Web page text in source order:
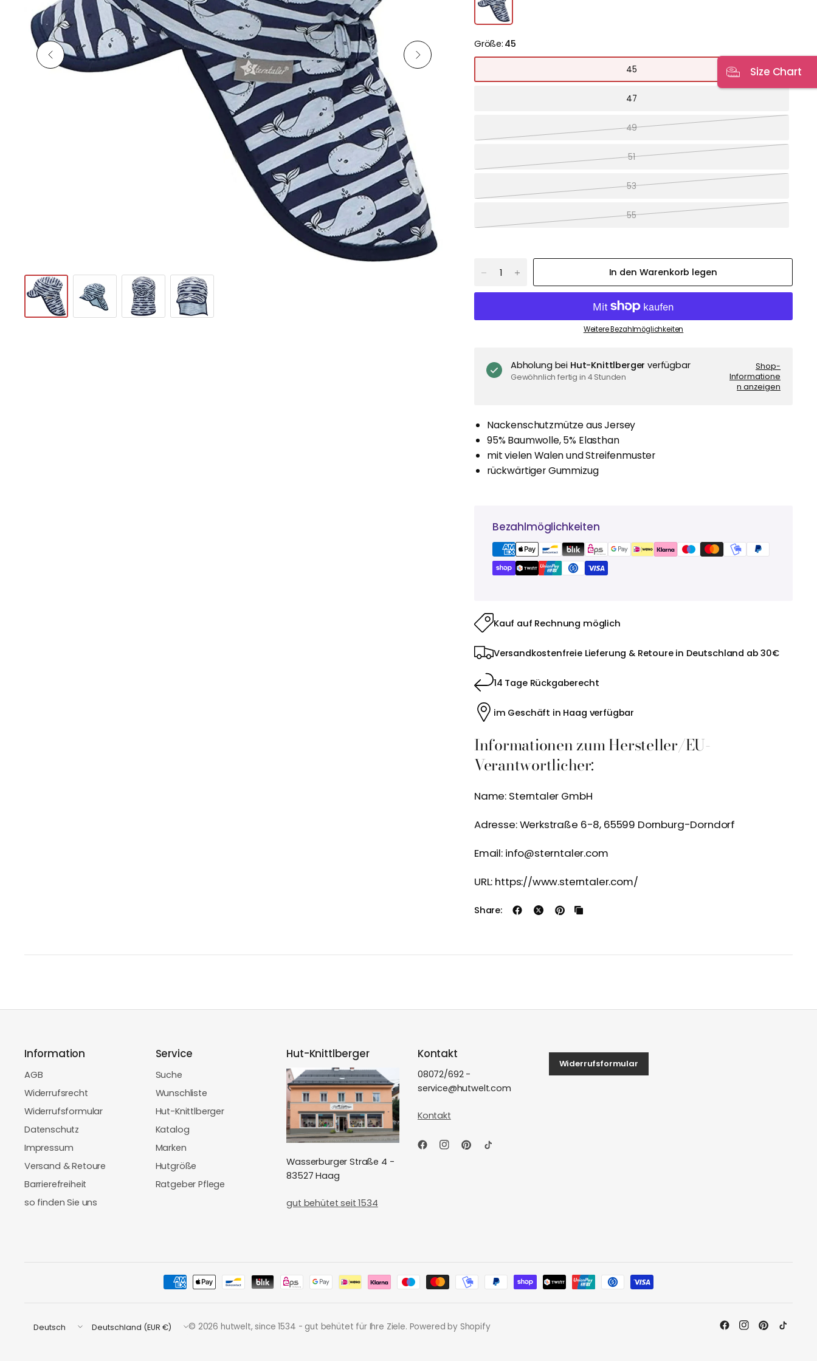
Größe: 45
45
47
49
51
53
55
In den Warenkorb legen
Weitere Bezahlmöglichkeiten
Abholung bei Hut-Knittlberger verfügbar
Gewöhnlich fertig in 4 Stunden
Shop-
Informatione
n anzeigen
Nackenschutzmütze aus Jersey
95% Baumwolle, 5% Elasthan
mit vielen Walen und Streifenmuster
rückwärtiger Gummizug
Bezahlmöglichkeiten
Kauf auf Rechnung möglich
Versandkostenfreie Lieferung & Retoure in Deutschland ab 30€
14 Tage Rückgaberecht
im Geschäft in Haag verfügbar
Informationen zum Hersteller/EU-
Verantwortlicher:
Name: Sterntaler GmbH
Adresse: Werkstraße 6-8, 65599 Dornburg-Dorndorf
Email: info@sterntaler.com
URL: https://www.sterntaler.com/
Share:
Information
AGB
Widerrufsrecht
Widerrufsformular
Datenschutz
Impressum
Versand & Retoure
Barrierefreiheit
so finden Sie uns
Service
Suche
Wunschliste
Hut-Knittlberger
Katalog
Marken
Hutgröße
Ratgeber Pflege
Hut-Knittlberger
Wasserburger Straße 4 -
83527 Haag
gut behütet seit 1534
Kontakt
08072/692 -
service@hutwelt.com
Kontakt
Widerrufsformular
Land/Region
Land/Region
© 2026 hutwelt, since 1534 - gut behütet für Ihre Ziele. Powered by Shopify
Size Chart